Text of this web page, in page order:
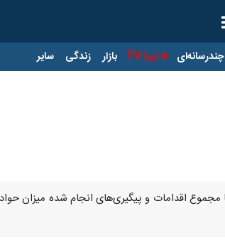
چندرسانه‌ای ایرنا TV بازار زندگی سایر